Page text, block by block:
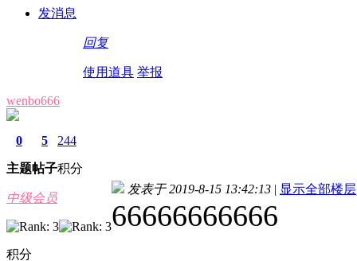
发消息
回复
使用道具 举报
wenbo666
0
主题
5
帖子
244
积分
中级会员
积分
发表于 2019-8-15 13:42:13 | 显示全部楼层
66666666666